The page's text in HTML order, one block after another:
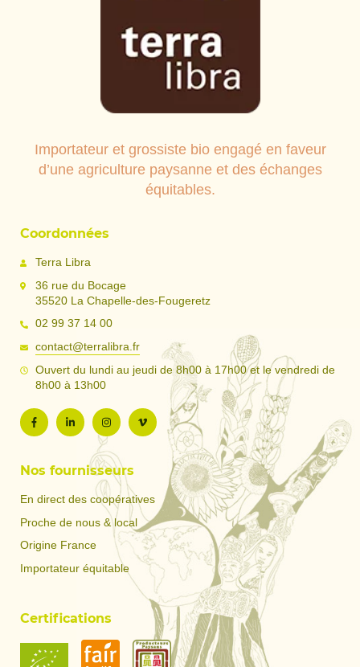
Importateur et grossiste bio engagé en faveur
d’une agriculture paysanne et des échanges
équitables.
Coordonnées
Terra Libra
36 rue du Bocage
35520 La Chapelle-des-Fougeretz
02 99 37 14 00
contact@terralibra.fr
Ouvert du lundi au jeudi de 8h00 à 17h00 et le vendredi de
8h00 à 13h00
Nos fournisseurs
En direct des coopératives
Proche de nous & local
Origine France
Importateur équitable
Certifications